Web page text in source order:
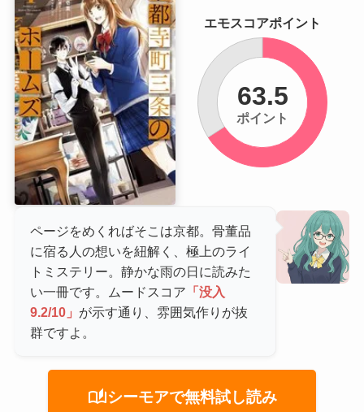
ページをめくればそこは京都。骨董品
に宿る人の想いを紐解く、極上のライ
トミステリー。静かな雨の日に読みた
い一冊です。ムードスコア 「没入
9.2/10」 が示す通り、雰囲気作りが抜
群ですよ。
auto_storiesシーモアで無料試し読み
エモスコアポイント
63.5
ポイント